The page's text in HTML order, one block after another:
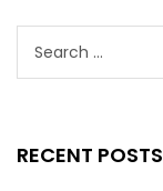
RECENT POSTS